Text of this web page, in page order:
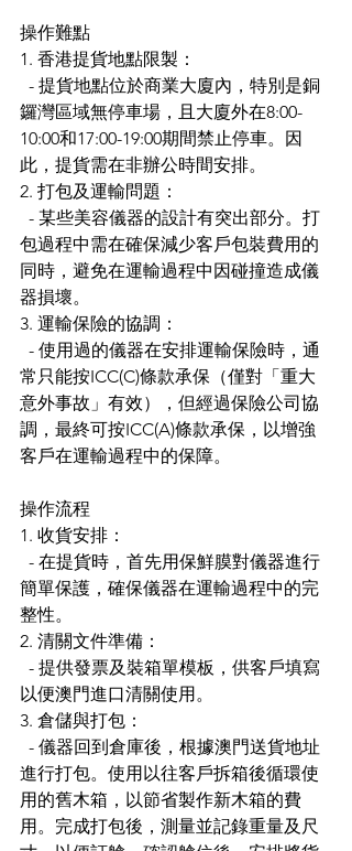
操作難點
1. 香港提貨地點限製：
鑼灣區域無停車場，且大廈外在8:00-
10:00和17:00-19:00期間禁止停車。因
此，提貨需在非辦公時間安排。
2. 打包及運輸問題：
包過程中需在確保減少客戶包裝費用的
同時，避免在運輸過程中因碰撞造成儀
器損壞。
3. 運輸保險的協調：
常只能按ICC(C)條款承保（僅對「重大
意外事故」有效），但經過保險公司協
調，最終可按ICC(A)條款承保，以增強
客戶在運輸過程中的保障。
操作流程
1. 收貨安排：
簡單保護，確保儀器在運輸過程中的完
整性。
2. 清關文件準備：
以便澳門進口清關使用。
3. 倉儲與打包：
進行打包。使用以往客戶拆箱後循環使
用的舊木箱，以節省製作新木箱的費
用。完成打包後，測量並記錄重量及尺